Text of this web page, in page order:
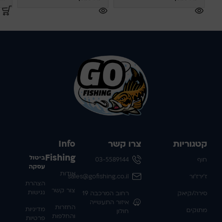
Info
Fishing
אודות
צור קשר
החזרות
והחלפות
ביטול
עסקה
הצהרת
נגישות
מדיניות
פרטיות
קטגוריות
חוף
ז'ירז'ור
סירה/קיאק
מתוקים
צרו קשר
03-5589144
sales@gofishing.co.il
רחוב המרכבה 19
איזור התעשייה
חולון